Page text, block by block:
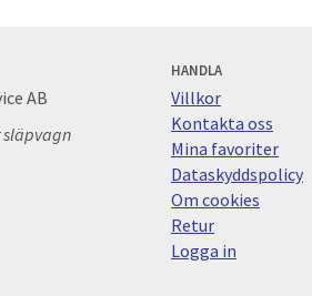
AB
släpvagn
HANDLA
Villkor
Kontakta oss
Mina favoriter
Dataskyddspolicy
Om cookies
Retur
Logga in